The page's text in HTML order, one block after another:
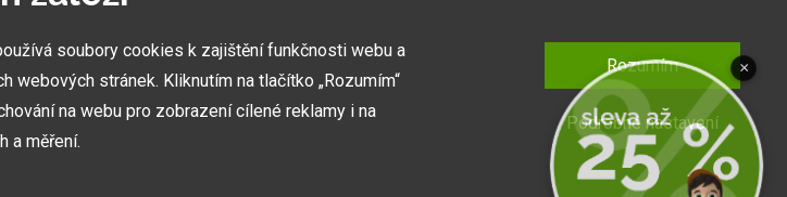
SHOWROOMY
abyste mohli vidět kvalitu
staveb naživo.
soubory cookies k zajištění funkčnosti webu a
webových stránek. Kliknutím na tlačítko „Rozumím“
na webu pro zobrazení cílené reklamy i na
a měření.
Rozumím
Podrobné nastavení
×